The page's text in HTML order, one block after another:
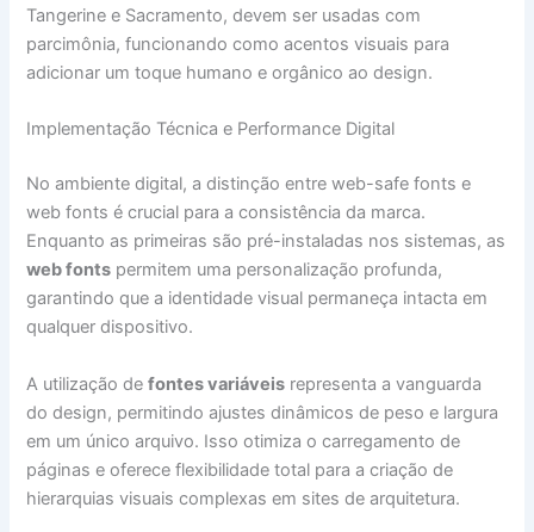
Tangerine e Sacramento, devem ser usadas com
parcimônia, funcionando como acentos visuais para
adicionar um toque humano e orgânico ao design.
Implementação Técnica e Performance Digital
No ambiente digital, a distinção entre web-safe fonts e
web fonts é crucial para a consistência da marca.
Enquanto as primeiras são pré-instaladas nos sistemas, as
web fonts permitem uma personalização profunda,
garantindo que a identidade visual permaneça intacta em
qualquer dispositivo.
A utilização defontes variáveis representa a vanguarda
do design, permitindo ajustes dinâmicos de peso e largura
em um único arquivo. Isso otimiza o carregamento de
páginas e oferece flexibilidade total para a criação de
hierarquias visuais complexas em sites de arquitetura.